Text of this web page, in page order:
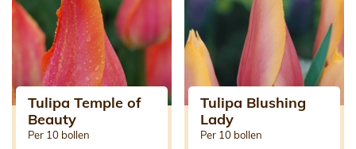
Tulipa Temple of
Beauty
Per 10 bollen
Tulipa Blushing
Lady
Per 10 bollen